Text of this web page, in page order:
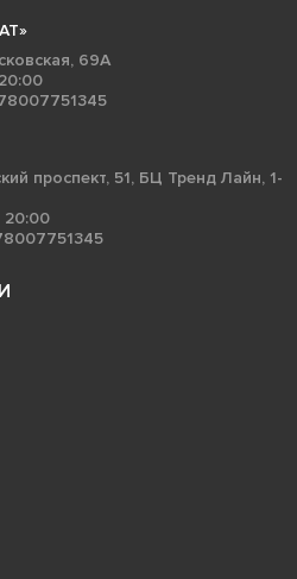
69А
проспект, 51, БЦ Тренд Лайн, 1-
20:00